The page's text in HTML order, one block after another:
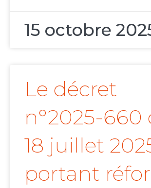
15 octobre
Le décret
n°2025-660
18 juillet
portant